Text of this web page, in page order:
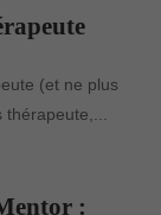
(et ne plus
: